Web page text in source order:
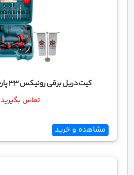
کیت دریل برقی رونیکس 33 پارچه مدل RS-0008
تماس بگیرید
مشاهده و خرید